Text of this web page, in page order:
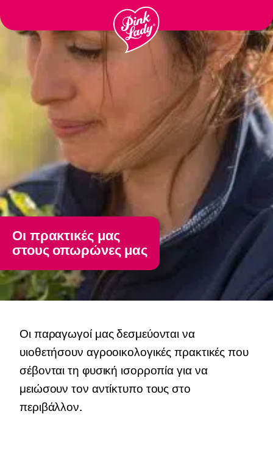
au
contenu
Οι πρακτικές μας
στους οπωρώνες μας
Οι παραγωγοί μας δεσμεύονται να
υιοθετήσουν αγροοικολογικές πρακτικές που
σέβονται τη φυσική ισορροπία για να
μειώσουν τον αντίκτυπο τους στο
περιβάλλον.